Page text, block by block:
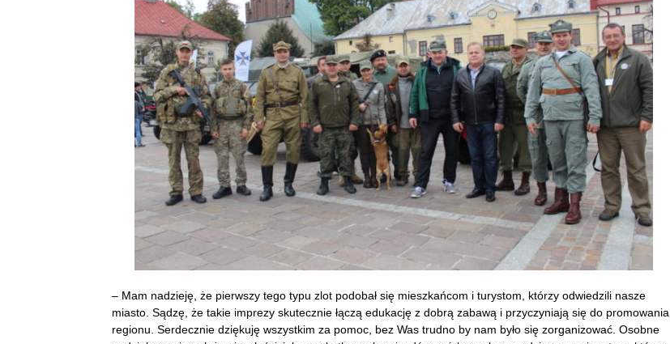
– Mam nadzieję, że pierwszy tego typu zlot podobał się mieszkańcom i turystom, którzy odwiedzili nasze
miasto. Sądzę, że takie imprezy skutecznie łączą edukację z dobrą zabawą i przyczyniają się do promowania
regionu. Serdecznie dziękuję wszystkim za pomoc, bez Was trudno by nam było się zorganizować. Osobne